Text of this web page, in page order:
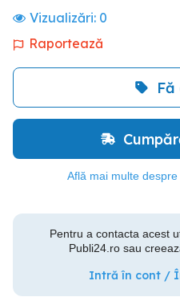
Vizualizări: 0
Raportează
Află mai multe
Pentru a contacta acest
Publi24.ro sau
Intră în cont /